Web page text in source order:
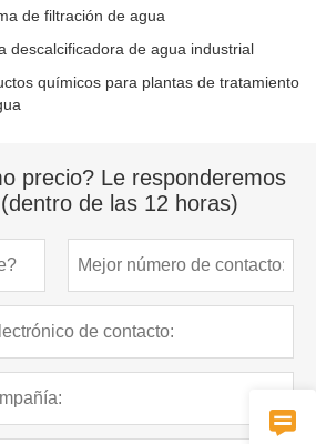
de filtración de agua
descalcificadora de agua industrial
químicos para plantas de tratamiento
precio? Le responderemos
de las 12 horas)
